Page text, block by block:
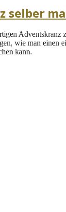
selber
Adventskranz
wie man einen
kann.